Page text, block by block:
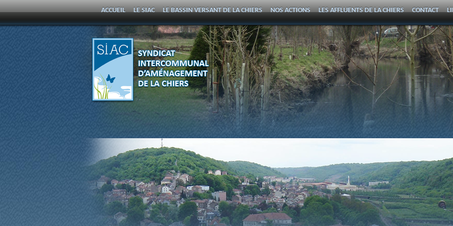
ACCUEIL LE SIAC LE BASSIN VERSANT DE LA CHIERS NOS ACTIONS LES AFFLUENTS DE LA CHIERS CONTACT
PROGRAMME PLURIANNUEL D’ENTRETIEN DE LA CHIERS CONTACT ET ADRESSE
SYNDICAT
INTERCOMMUNAL
D'AMÉNAGEMENT DE LA
CHIERS